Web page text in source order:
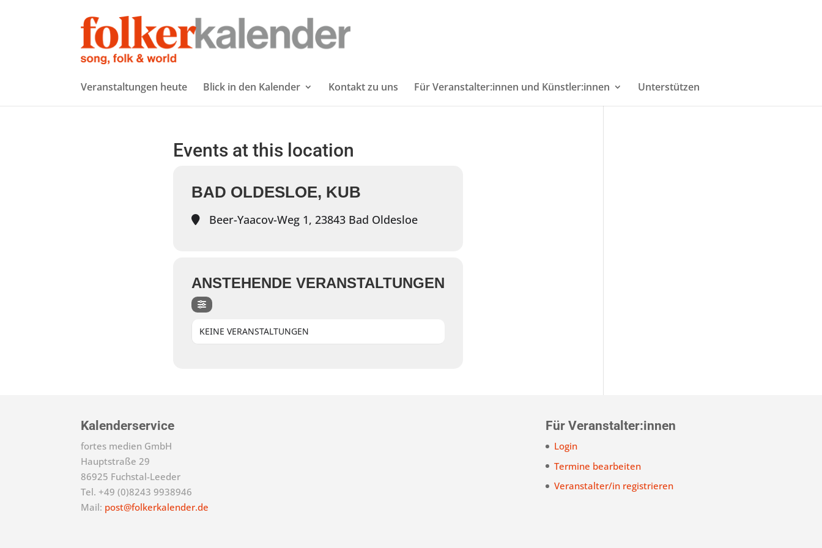
Veranstaltungen heute Blick in den Kalender Kontakt zu uns Für Veranstalter:innen und Künstler:innen Unterstützen
Events at this location
BAD OLDESLOE, KUB
Beer-Yaacov-Weg 1, 23843 Bad Oldesloe
ANSTEHENDE VERANSTALTUNGEN
KEINE VERANSTALTUNGEN
Kalenderservice
fortes medien GmbH
Hauptstraße 29
86925 Fuchstal-Leeder
Tel. +49 (0)8243 9938946
Mail: post@folkerkalender.de
Für Veranstalter:innen
Login
Termine bearbeiten
Veranstalter/in registrieren